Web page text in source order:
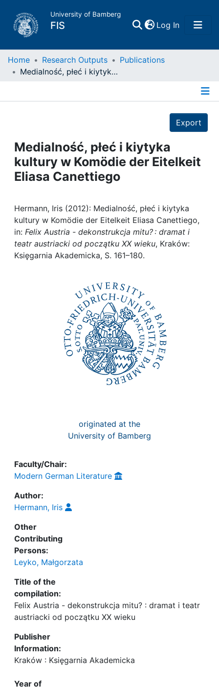
University of Bamberg
FIS Log In(current)
Home
Projects
People
Awards
My FIS
Home Research Outputs
Publications
Medialność, płeć i kiytyka kultury w Komödie der Eitelkeit Eliasa Canettiego
Export
Medialność, płeć i kiytyka
kultury w Komödie der Eitelkeit
Eliasa Canettiego
Hermann, Iris (2012): Medialność, płeć i kiytyka
kultury w Komödie der Eitelkeit Eliasa Canettiego,
in: Felix Austria - dekonstrukcja mitu? : dramat i
teatr austriacki od początku XX wieku, Kraków:
Księgarnia Akademicka, S. 161–180.
originated at the
University of Bamberg
Faculty/Chair:
Modern German Literature
Author:
Hermann, Iris
Other
Contributing
Persons:
Leyko, Małgorzata
Title of the
compilation:
Felix Austria - dekonstrukcja mitu? : dramat i teatr
austriacki od początku XX wieku
Publisher
Information:
Kraków : Księgarnia Akademicka
Year of